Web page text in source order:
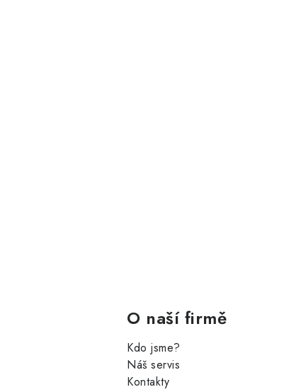
O naší firmě
Kdo jsme?
Náš servis
Kontakty